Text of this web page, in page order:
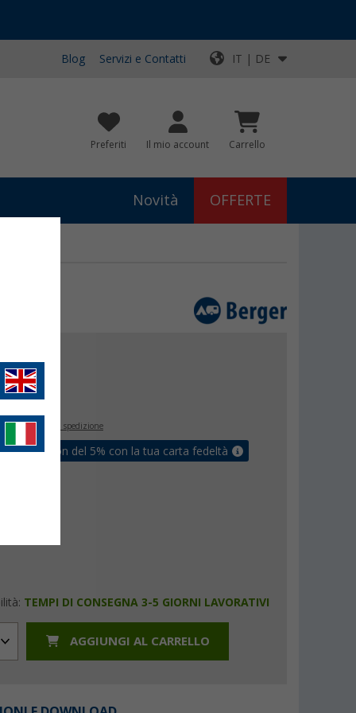
Blog Servizi e Contatti IT | DE
Preferiti Il mio account Carrello
Novità OFFERTE
€
+ Spese di spedizione
un coupon del 5% con la tua carta fedeltà
TEMPI DI CONSEGNA 3-5 GIORNI LAVORATIVI
AGGIUNGI AL CARRELLO